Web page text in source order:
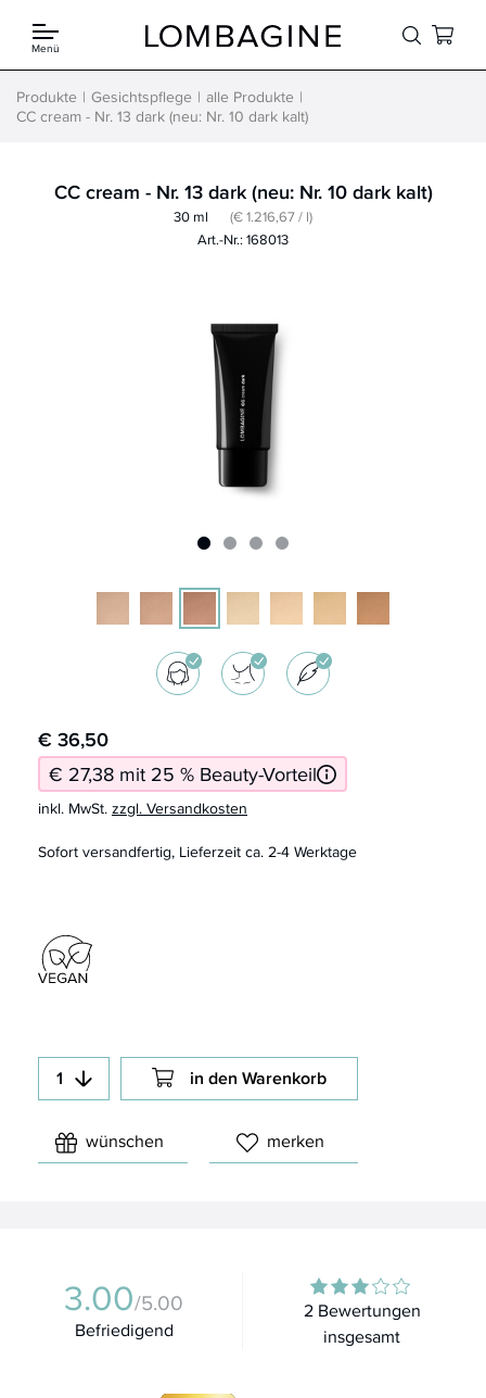
Menü
Produkte Gesichtspflege
alle Produkte
CC cream - Nr. 13 dark (neu: Nr. 10 dark kalt)
CC cream - Nr. 13 dark (neu: Nr. 10 dark kalt)
30 ml
(€ 1.216,67 / l)
Art.-Nr.: 168013
€ 36,50
€ 27,38 mit 25 % Beauty-Vorteil
inkl. MwSt.zzgl. Versandkosten
Sofort versandfertig, Lieferzeit ca. 2-4 Werktage
in den Warenkorb
wünschen merken
3.00/5.00
Befriedigend
2 Bewertungen
insgesamt